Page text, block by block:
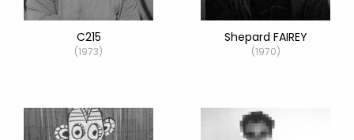
C215
(1973)
Shepard FAIREY
(1970)